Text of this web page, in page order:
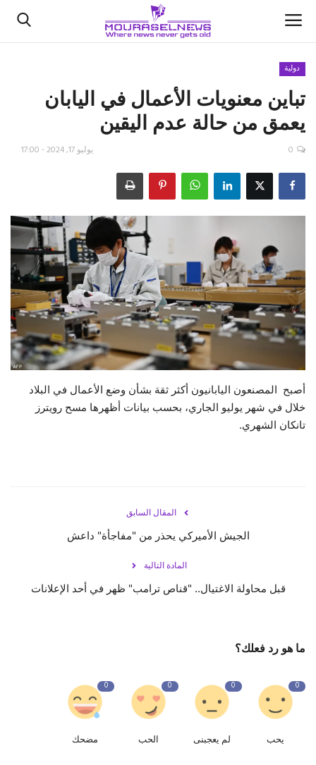
الأخبار
كتّابنا
اقتصاد
علوم وتكنولوجيا
رياضة
فيديو
حياة
دولية
تباين معنويات الأعمال في اليابان
يعمق من حالة عدم اليقين
يوليو 17, 2024 - 17:00 0
أصبح المصنعون اليابانيون أكثر ثقة بشأن وضع الأعمال في البلاد
خلال في شهر يوليو الجاري، بحسب بيانات أظهرها مسح رويترز
تانكان الشهري.
المقال السابق
الجيش الأميركي يحذر من "مفاجأة" داعش
المادة التالية
قبل محاولة الاغتيال.. "قناص ترامب" ظهر في أحد الإعلانات
ما هو رد فعلك؟
0
يحب
0
لم يعجبنى
0
الحب
0
مضحك